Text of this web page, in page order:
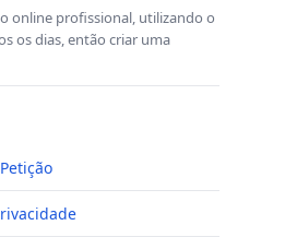
online profissional, utilizando o
os dias, então criar uma